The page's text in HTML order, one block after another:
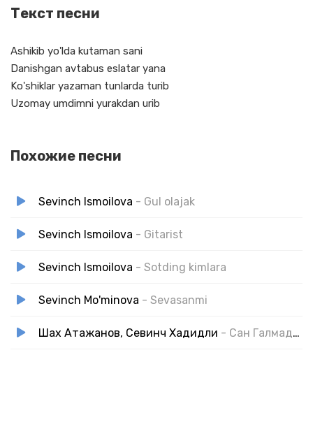
Текст песни
Ashikib yo'lda kutaman sani
Danishgan avtabus eslatar yana
Ko'shiklar yazaman tunlarda turib
Uzomay umdimni yurakdan urib
Похожие песни
Sevinch Ismoilova - Gul olajak
Sevinch Ismoilova - Gitarist
Sevinch Ismoilova - Sotding kimlara
Sevinch Mo'minova - Sevasanmi
Шах Атажанов, Севинч Хадидли - Сан Галмадинг